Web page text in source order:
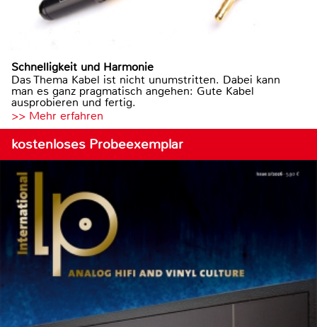
Schnelligkeit und Harmonie
Das Thema Kabel ist nicht unumstritten. Dabei kann
man es ganz pragmatisch angehen: Gute Kabel
ausprobieren und fertig.
>> Mehr erfahren
kostenloses Probeexemplar